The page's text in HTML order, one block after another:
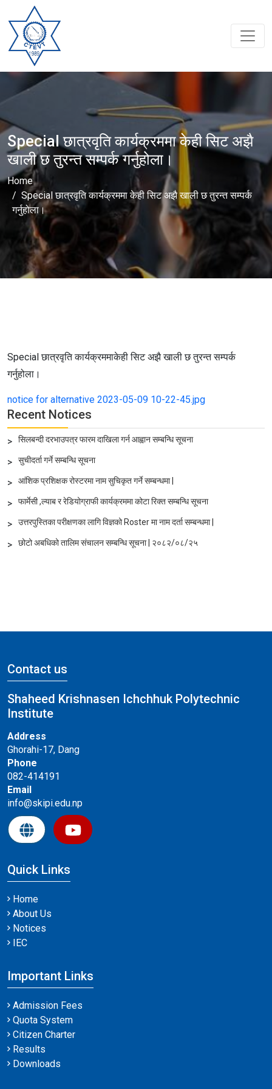
Special छात्रवृति कार्यक्रममा केही सिट अझै
खाली छ तुरन्त सम्पर्क गर्नुहोला।
Home
Special छात्रवृति कार्यक्रममा केही सिट अझै खाली छ तुरन्त सम्पर्क
गर्नुहोला।
Special छात्रवृति कार्यक्रममाकेही सिट अझै खाली छ तुरन्त सम्पर्क
गर्नुहोला।
notice for alternative 2023-05-09 10-22-45.jpg
Recent Notices
> सिलबन्दी दरभाउपत्र फारम दाखिला गर्न आह्वान सम्बन्धि सूचना
> सुचीदर्ता गर्ने सम्बन्धि सूचना
> आंशिक प्रशिक्षक रोस्टरमा नाम सुचिकृत गर्ने सम्बन्धमा |
> फार्मेसी ,ल्याब र रेडियोग्राफी कार्यक्रममा कोटा रिक्त सम्बन्धि सूचना
> उत्तरपुस्तिका परीक्षणका लागि विज्ञको Roster मा नाम दर्ता सम्बन्धमा |
> छोटो अबधिको तालिम संचालन सम्बन्धि सूचना | २०८२/०८/२५
Contact us
Shaheed Krishnasen Ichchhuk Polytechnic
Institute
Address
Ghorahi-17, Dang
Phone
082-414191
Email
info@skipi.edu.np
Quick Links
Home
About Us
Notices
IEC
Important Links
Admission Fees
Quota System
Citizen Charter
Results
Downloads